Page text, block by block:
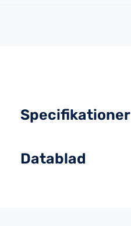
Specifikationer
Datablad